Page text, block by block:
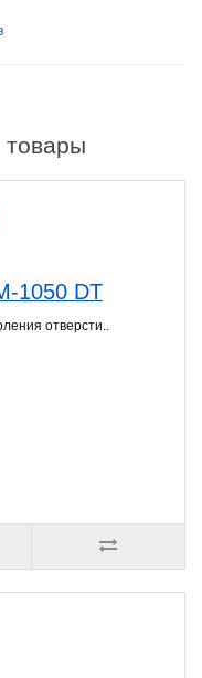
1050 DT
отверсти..